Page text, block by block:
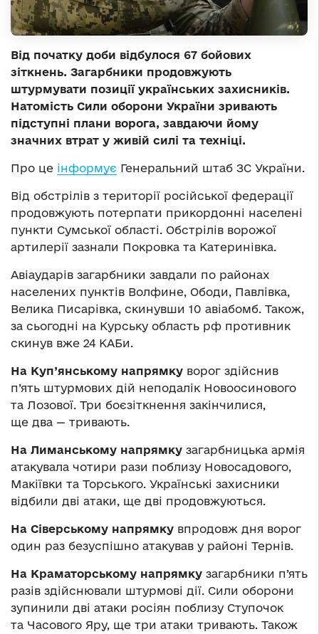
Від початку доби відбулося 67 бойових
зіткнень. Загарбники продовжують
штурмувати позиції українських захисників.
Натомість Сили оборони України зривають
підступні плани ворога, завдаючи йому
значних втрат у живій силі та техніці.
Про це інформує Генеральний штаб ЗС України.
Від обстрілів з території російської федерації
продовжують потерпати прикордонні населені
пункти Сумської області. Обстрілів ворожої
артилерії зазнали Покровка та Катеринівка.
Авіаударів загарбники завдали по районах
населених пунктів Волфине, Ободи, Павлівка,
Велика Писарівка, скинувши 10 авіабомб. Також,
за сьогодні на Курську область рф противник
скинув вже 24 КАБи.
На Куп’янському напрямку ворог здійснив
п’ять штурмових дій неподалік Новоосинового
та Лозової. Три боєзіткнення закінчилися,
ще два — тривають.
На Лиманському напрямку загарбницька армія
атакувала чотири рази поблизу Новосадового,
Макіївки та Торського. Українські захисники
відбили дві атаки, ще дві продовжуються.
На Сіверському напрямку впродовж дня ворог
один раз безуспішно атакував у районі Тернів.
На Краматорському напрямку загарбники п’ять
разів здійснювали штурмові дії. Сили оборони
зупинили дві атаки росіян поблизу Ступочок
та Часового Яру, ще три атаки тривають. Також